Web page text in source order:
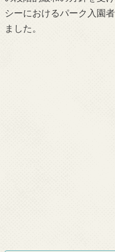
シーにおけるパーク入園
ました。